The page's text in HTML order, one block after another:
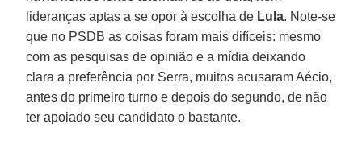
lideranças aptas a se opor à escolha de Lula. Note-se
que no PSDB as coisas foram mais difíceis: mesmo
com as pesquisas de opinião e a mídia deixando
clara a preferência por Serra, muitos acusaram Aécio,
antes do primeiro turno e depois do segundo, de não
ter apoiado seu candidato o bastante.